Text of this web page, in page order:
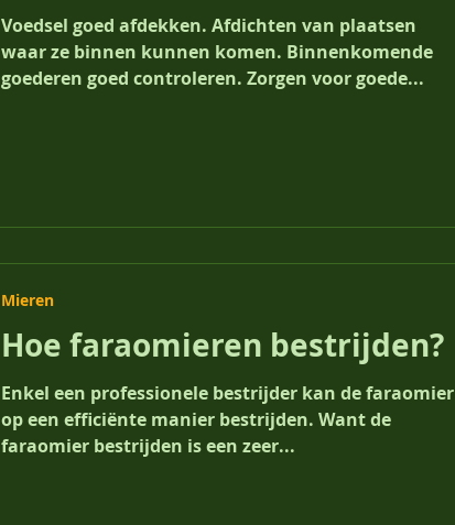
Voedsel goed afdekken. Afdichten van plaatsen
waar ze binnen kunnen komen. Binnenkomende
goederen goed controleren. Zorgen voor goede...
Hoe faraomieren bestrijden?
Enkel een professionele bestrijder kan de faraomier
op een efficiënte manier bestrijden. Want de
faraomier bestrijden is een zeer...
Mieren